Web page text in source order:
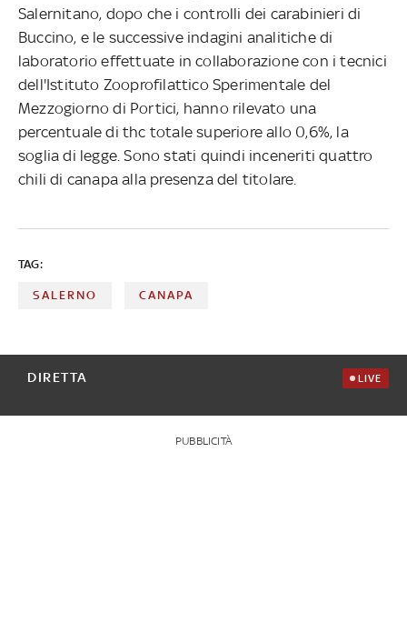
Salernitano, dopo che i controlli dei carabinieri di
Buccino, e le successive indagini analitiche di
laboratorio effettuate in collaborazione con i tecnici
dell'Istituto Zooprofilattico Sperimentale del
Mezzogiorno di Portici, hanno rilevato una
percentuale di thc totale superiore allo 0,6%, la
soglia di legge. Sono stati quindi inceneriti quattro
chili di canapa alla presenza del titolare.
TAG:
SALERNO CANAPA
DIRETTA LIVE
PUBBLICITÀ